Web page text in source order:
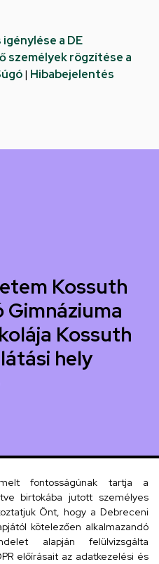
a DE
személyek rögzítése a
| Hibabejelentés
Kossuth
Gimnáziuma
Kossuth
hely
utca 33.
fontosságúnak tartja a
birtokába jutott személyes
Önt, hogy a Debreceni
kötelezően alkalmazandó
alapján felülvizsgálta
előírásait az adatkezelési és